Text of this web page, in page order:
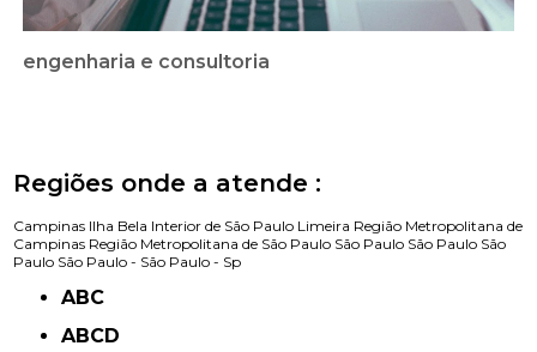
engenharia e consultoria
Regiões onde a atende :
Campinas Ilha Bela Interior de São Paulo Limeira Região Metropolitana de
Campinas Região Metropolitana de São Paulo São Paulo São Paulo São
Paulo São Paulo - São Paulo - Sp
ABC
ABCD